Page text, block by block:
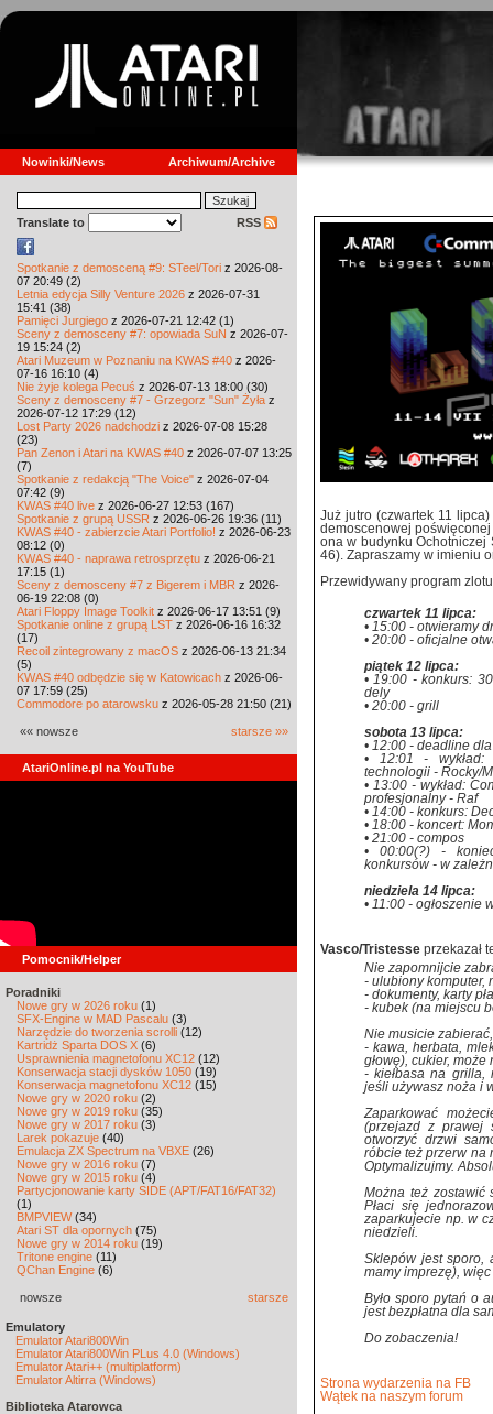
Nowinki/News Archiwum/Archive
Translate to RSS
Spotkanie z demosceną #9: STeel/Tori z 2026-08-
07 20:49 (2)
Letnia edycja Silly Venture 2026 z 2026-07-31
15:41 (38)
Pamięci Jurgiego z 2026-07-21 12:42 (1)
Sceny z demosceny #7: opowiada SuN z 2026-07-
19 15:24 (2)
Atari Muzeum w Poznaniu na KWAS #40 z 2026-
07-16 16:10 (4)
Nie żyje kolega Pecuś z 2026-07-13 18:00 (30)
Sceny z demosceny #7 - Grzegorz "Sun" Żyła z
2026-07-12 17:29 (12)
Lost Party 2026 nadchodzi z 2026-07-08 15:28
(23)
Pan Zenon i Atari na KWAS #40 z 2026-07-07 13:25
(7)
Spotkanie z redakcją "The Voice" z 2026-07-04
07:42 (9)
KWAS #40 live z 2026-06-27 12:53 (167)
Spotkanie z grupą USSR z 2026-06-26 19:36 (11)
KWAS #40 - zabierzcie Atari Portfolio! z 2026-06-23
08:12 (0)
KWAS #40 - naprawa retrosprzętu z 2026-06-21
17:15 (1)
Sceny z demosceny #7 z Bigerem i MBR z 2026-
06-19 22:08 (0)
Atari Floppy Image Toolkit z 2026-06-17 13:51 (9)
Spotkanie online z grupą LST z 2026-06-16 16:32
(17)
Recoil zintegrowany z macOS z 2026-06-13 21:34
(5)
KWAS #40 odbędzie się w Katowicach z 2026-06-
07 17:59 (25)
Commodore po atarowsku z 2026-05-28 21:50 (21)
«« nowsze starsze »»
AtariOnline.pl na YouTube
Pomocnik/Helper
Poradniki
Nowe gry w 2026 roku (1)
SFX-Engine w MAD Pascalu (3)
Narzędzie do tworzenia scrolli (12)
Kartridż Sparta DOS X (6)
Usprawnienia magnetofonu XC12 (12)
Konserwacja stacji dysków 1050 (19)
Konserwacja magnetofonu XC12 (15)
Nowe gry w 2020 roku (2)
Nowe gry w 2019 roku (35)
Nowe gry w 2017 roku (3)
Larek pokazuje (40)
Emulacja ZX Spectrum na VBXE (26)
Nowe gry w 2016 roku (7)
Nowe gry w 2015 roku (4)
Partycjonowanie karty SIDE (APT/FAT16/FAT32)
(1)
BMPVIEW(34)
Atari ST dla opornych (75)
Nowe gry w 2014 roku (19)
Tritone engine (11)
QChan Engine (6)
nowsze starsze
Emulatory
Emulator Atari800Win
Emulator Atari800Win PLus 4.0 (Windows)
Emulator Atari++ (multiplatform)
Emulator Altirra (Windows)
Biblioteka Atarowca
Już jutro (czwartek 11
demoscenowej
ona w budynku Ochotniczej
46). Zapraszamy w imieniu
Przewidywany program
czwartek 11 lipca:
• 15:00 - otwieramy
• 20:00 - oficjalne
piątek 12 lipca:
• 19:00 - konkurs:
dely
• 20:00 - grill
sobota 13 lipca:
• 12:00 - deadline
• 12:01 - wykład:
technologii - Rocky/
• 13:00 - wykład:
profesjonalny - Raf
• 14:00 - konkurs:
• 18:00 - koncert:
• 21:00 - compos
• 00:00(?) -
konkursów - w
niedziela 14 lipca:
• 11:00 - ogłoszenie
Vasco/Tristesse przekazał
Nie zapomnijcie
- ulubiony komputer,
- dokumenty, karty
- kubek (na miejscu
Nie musicie
- kawa, herbata,
głowę), cukier,
- kiełbasa na grilla,
jeśli używasz noża i
Zaparkować
(przejazd z prawej
otworzyć drzwi
róbcie też przerw na
Optymalizujmy.
Można też zostawić
Płaci się
zaparkujecie np. w
niedzieli.
Sklepów jest sporo,
mamy imprezę),
Było sporo pytań o
jest bezpłatna dla
Do zobaczenia!
Strona wydarzenia na FB
Wątek na naszym forum